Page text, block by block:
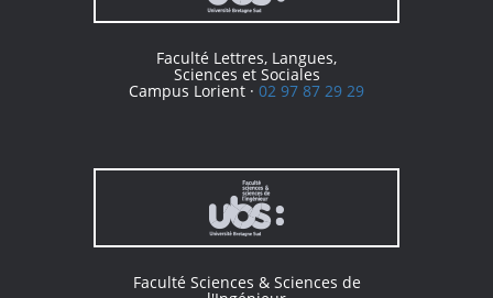
Faculté Lettres, Langues,
Sciences et Sociales
Campus Lorient · 02 97 87 29 29
Faculté Sciences & Sciences de